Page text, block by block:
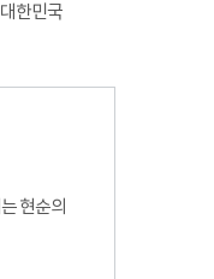
한민국
현순의